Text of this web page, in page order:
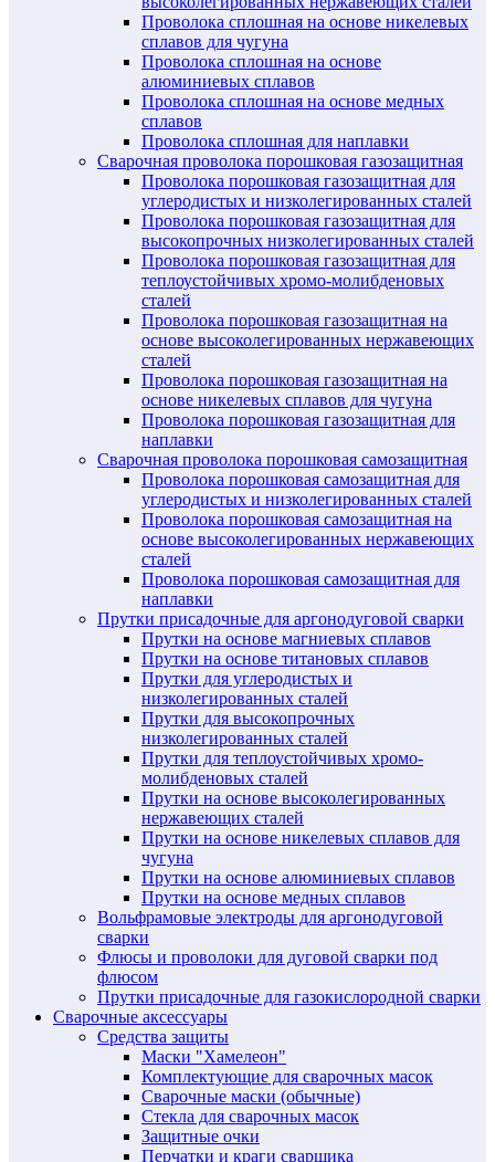
Проволока сплошная на основе никелевых
сплавов для чугуна
Проволока сплошная на основе
алюминиевых сплавов
Проволока сплошная на основе медных
сплавов
Проволока сплошная для наплавки
Сварочная проволока порошковая газозащитная
Проволока порошковая газозащитная для
углеродистых и низколегированных сталей
Проволока порошковая газозащитная для
высокопрочных низколегированных сталей
Проволока порошковая газозащитная для
теплоустойчивых хромо-молибденовых
сталей
Проволока порошковая газозащитная на
основе высоколегированных нержавеющих
сталей
Проволока порошковая газозащитная на
основе никелевых сплавов для чугуна
Проволока порошковая газозащитная для
наплавки
Сварочная проволока порошковая самозащитная
Проволока порошковая самозащитная для
углеродистых и низколегированных сталей
Проволока порошковая самозащитная на
основе высоколегированных нержавеющих
сталей
Проволока порошковая самозащитная для
наплавки
Прутки присадочные для аргонодуговой сварки
Прутки на основе магниевых сплавов
Прутки на основе титановых сплавов
Прутки для углеродистых и
низколегированных сталей
Прутки для высокопрочных
низколегированных сталей
Прутки для теплоустойчивых хромо-
молибденовых сталей
Прутки на основе высоколегированных
нержавеющих сталей
Прутки на основе никелевых сплавов для
чугуна
Прутки на основе алюминиевых сплавов
Прутки на основе медных сплавов
Вольфрамовые электроды для аргонодуговой
сварки
Флюсы и проволоки для дуговой сварки под
флюсом
Прутки присадочные для газокислородной сварки
Сварочные аксессуары
Средства защиты
Маски "Хамелеон"
Комплектующие для сварочных масок
Сварочные маски (обычные)
Стекла для сварочных масок
Защитные очки
Перчатки и краги сварщика